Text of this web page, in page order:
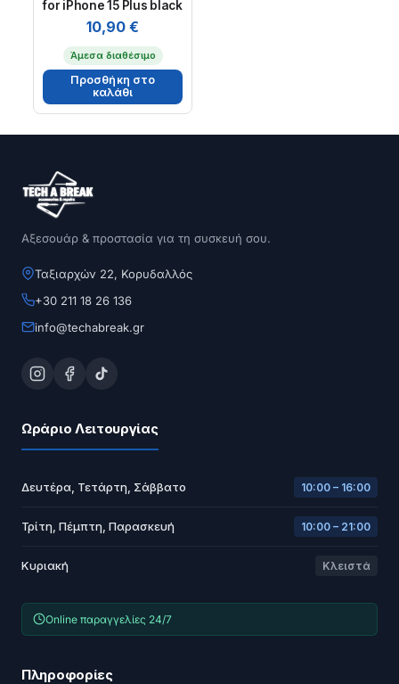
for iPhone 15 Plus black
10,90€
Άμεσα διαθέσιμο
Προσθήκη στο
καλάθι
Αξεσουάρ & προστασία για τη συσκευή σου.
Ταξιαρχών 22, Κορυδαλλός
+30 211 18 26 136
info@techabreak.gr
Ωράριο Λειτουργίας
Δευτέρα, Τετάρτη, Σάββατο 10:00 – 16:00
Τρίτη, Πέμπτη, Παρασκευή 10:00 – 21:00
Κυριακή Κλειστά
Online παραγγελίες 24/7
Πληροφορίες